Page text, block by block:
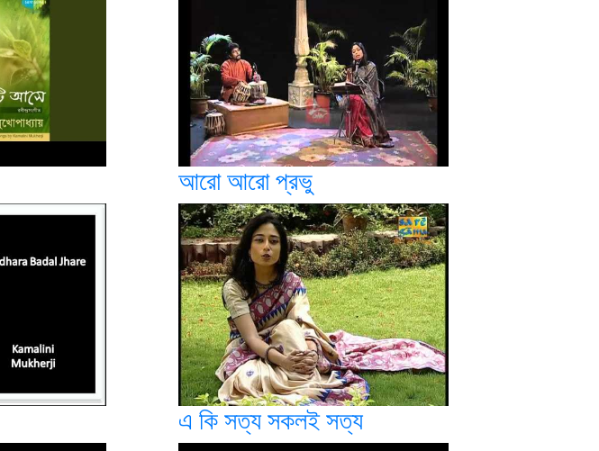
আরো আরো প্রভু
এ কি সত্য সকলই সত্য